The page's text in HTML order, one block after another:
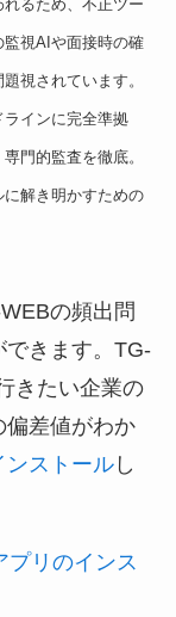
るため、不正ツー
監視AIや面接時の確
題視されています。
インに完全準拠
門的監査を徹底。
解き明かすための
の頻出問
できます。TG-
きたい企業の
偏差値がわか
ンストールし
プリのインス